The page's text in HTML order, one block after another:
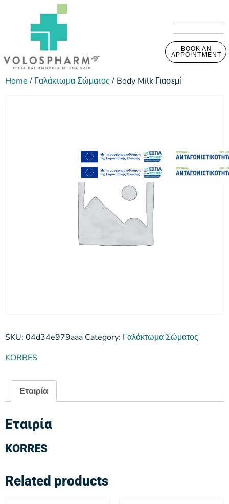
BOOK AN
APPOINTMENT
Home/ Γαλάκτωμα Σώματος/ Body Milk Γιασεμί
SKU: 04d34e979aaa Category: Γαλάκτωμα Σώματος
KORRES
Εταιρία
Εταιρία
KORRES
Related products